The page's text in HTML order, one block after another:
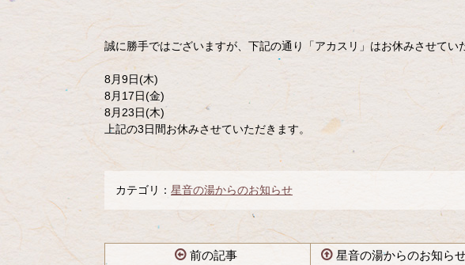
誠に勝手ではございますが、下記の通り「アカスリ」はお休みさせてい
8月9日(木)
8月17日(金)
8月23日(木)
上記の3日間お休みさせていただきます。
カテゴリ： 星音の湯からのお知らせ
前の記事 星音の湯からのお知ら